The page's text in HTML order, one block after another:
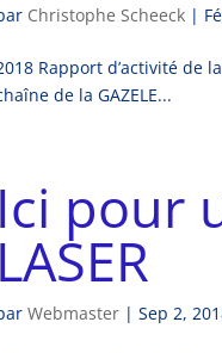
Christophe Scheeck |
Rapport d’activité de
de la GAZELE...
Ici pour
LASER
Webmaster |Sep 2,